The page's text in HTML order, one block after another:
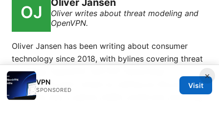
Oliver Jansen
Oliver writes about threat modeling and
OpenVPN.
Oliver Jansen has been writing about consumer
technology since 2018, with bylines covering threat
modeling, OpenVPN, and P2P networking.
Approaches each review by setting up the product
the same way a typical reader would and recording
×
VPN
SPONSORED
Visit